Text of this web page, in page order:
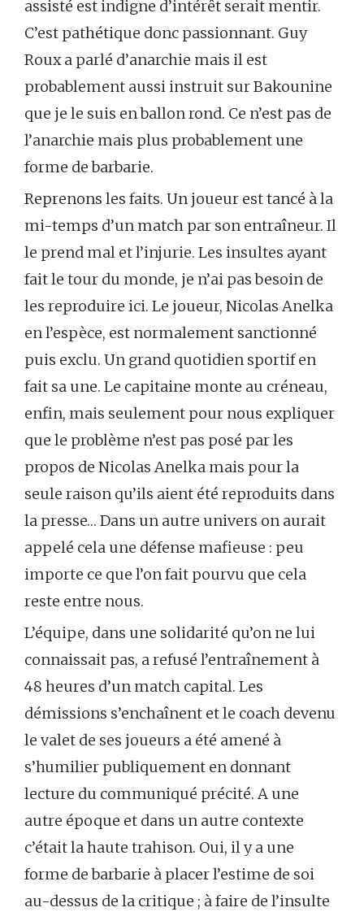
assisté est indigne d’intérêt serait mentir.
C’est pathétique donc passionnant. Guy
Roux a parlé d’anarchie mais il est
probablement aussi instruit sur Bakounine
que je le suis en ballon rond. Ce n’est pas de
l’anarchie mais plus probablement une
forme de barbarie.
Reprenons les faits. Un joueur est tancé à la
mi-temps d’un match par son entraîneur. Il
le prend mal et l’injurie. Les insultes ayant
fait le tour du monde, je n’ai pas besoin de
les reproduire ici. Le joueur, Nicolas Anelka
en l’espèce, est normalement sanctionné
puis exclu. Un grand quotidien sportif en
fait sa une. Le capitaine monte au créneau,
enfin, mais seulement pour nous expliquer
que le problème n’est pas posé par les
propos de Nicolas Anelka mais pour la
seule raison qu’ils aient été reproduits dans
la presse… Dans un autre univers on aurait
appelé cela une défense mafieuse : peu
importe ce que l’on fait pourvu que cela
reste entre nous.
L’équipe, dans une solidarité qu’on ne lui
connaissait pas, a refusé l’entraînement à
48 heures d’un match capital. Les
démissions s’enchaînent et le coach devenu
le valet de ses joueurs a été amené à
s’humilier publiquement en donnant
lecture du communiqué précité. A une
autre époque et dans un autre contexte
c’était la haute trahison. Oui, il y a une
forme de barbarie à placer l’estime de soi
au-dessus de la critique ; à faire de l’insulte